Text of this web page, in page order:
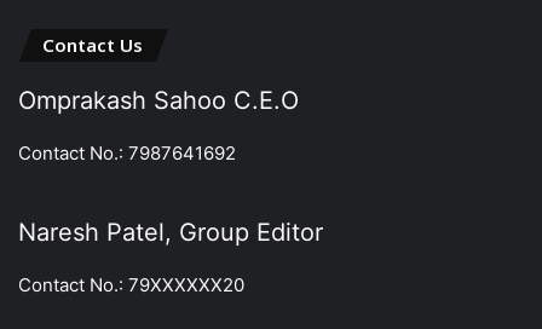
Contact Us
Omprakash Sahoo C.E.O
Contact No.: 7987641692
Naresh Patel, Group Editor
Contact No.: 79XXXXXX20